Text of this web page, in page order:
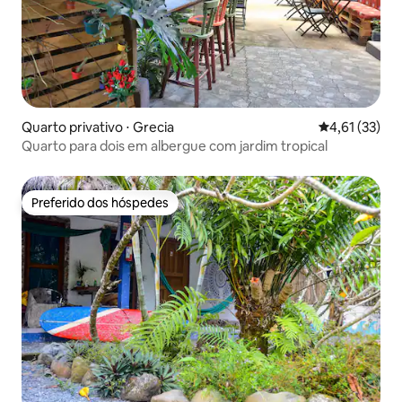
Quarto privativo ⋅ Grecia 4,61 de uma
4,61 (33)
Quarto para dois em albergue com jardim tropical
Preferido dos hóspedes
Preferido dos hóspedes